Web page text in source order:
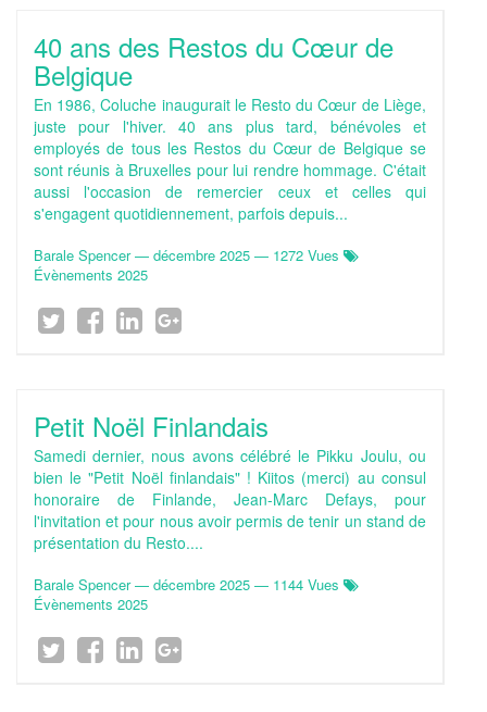
40 ans des Restos du Cœur de
Belgique
En 1986, Coluche inaugurait le Resto du Cœur de Liège,
juste pour l'hiver. 40 ans plus tard, bénévoles et
employés de tous les Restos du Cœur de Belgique se
sont réunis à Bruxelles pour lui rendre hommage. C'était
aussi l'occasion de remercier ceux et celles qui
s'engagent quotidiennement, parfois depuis...
Barale Spencer— décembre 2025 — 1272 Vues
Évènements 2025
Petit Noël Finlandais
Samedi dernier, nous avons célébré le Pikku Joulu, ou
bien le "Petit Noël finlandais" ! Kiitos (merci) au consul
honoraire de Finlande, Jean-Marc Defays, pour
l'invitation et pour nous avoir permis de tenir un stand de
présentation du Resto....
Barale Spencer— décembre 2025 — 1144 Vues
Évènements 2025